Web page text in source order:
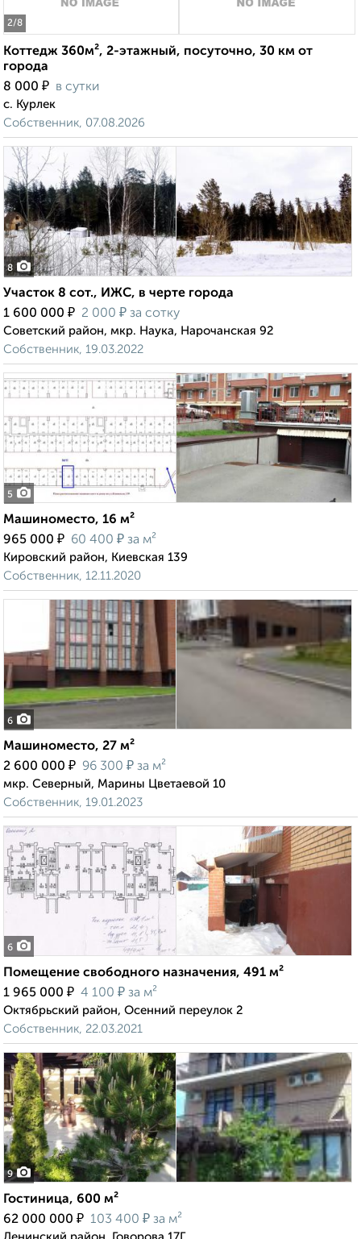
2/8
Коттедж 360м², 2-этажный, посуточно, 30 км от
города
8 000 ₽ в сутки
с. Курлек
Собственник, 07.08.2026
8
Участок 8 сот., ИЖС, в черте города
1 600 000 ₽ 2 000 ₽ за сотку
Советский район, мкр. Наука, Нарочанская 92
Собственник, 19.03.2022
5
Машиноместо, 16 м²
965 000 ₽ 60 400 ₽ за м²
Кировский район, Киевская 139
Собственник, 12.11.2020
6
Машиноместо, 27 м²
2 600 000 ₽ 96 300 ₽ за м²
мкр. Северный, Марины Цветаевой 10
Собственник, 19.01.2023
6
Помещение свободного назначения, 491 м²
1 965 000 ₽ 4 100 ₽ за м²
Октябрьский район, Осенний переулок 2
Собственник, 22.03.2021
9
Гостиница, 600 м²
62 000 000 ₽ 103 400 ₽ за м²